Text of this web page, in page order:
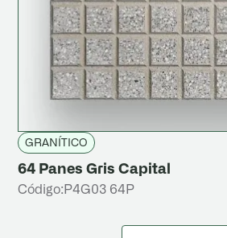
Revestimiento
Señalización Vial
GRANÍTICO
64 Panes Gris Capital
Código: P4G03 64P